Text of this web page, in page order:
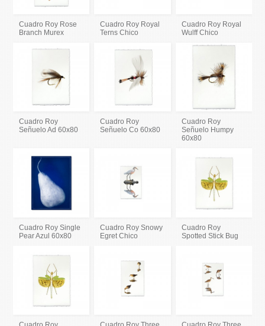
Cuadro Roy Rose
Branch Murex
Cuadro Roy Royal
Terns Chico
Cuadro Roy Royal
Wulff Chico
Cuadro Roy
Señuelo Ad 60x80
Cuadro Roy
Señuelo Co 60x80
Cuadro Roy
Señuelo Humpy
60x80
Cuadro Roy Single
Pear Azul 60x80
Cuadro Roy Snowy
Egret Chico
Cuadro Roy
Spotted Stick Bug